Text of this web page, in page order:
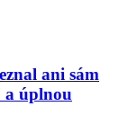
ani sám
a úplnou